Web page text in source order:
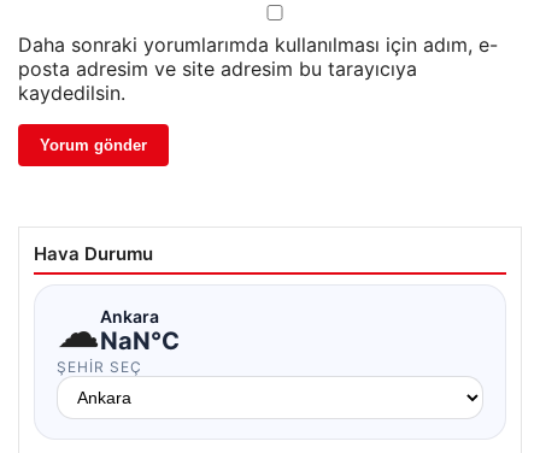
Daha sonraki yorumlarımda kullanılması için adım, e-
posta adresim ve site adresim bu tarayıcıya
kaydedilsin.
Hava Durumu
☁Ankara
NaN°C
ŞEHIR SEÇ